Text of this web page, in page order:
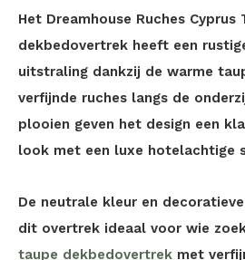
Het Dreamhouse Ruches Cyprus
dekbedovertrek heeft een
uitstraling dankzij de warme
verfijnde ruches langs de
plooien geven het design een
look met een luxe hotelachtige
De neutrale kleur en
dit overtrek ideaal voor wie
taupe dekbedovertrek met